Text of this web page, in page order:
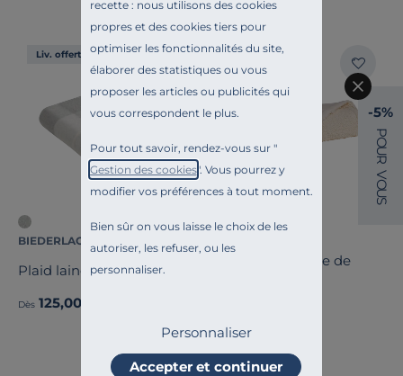
recette : nous utilisons des cookies
propres et des cookies tiers pour
optimiser les fonctionnalités du site,
élaborer des statistiques ou vous
proposer les articles ou publicités qui
vous correspondent le plus.
Pour tout savoir, rendez-vous sur "
Gestion des cookies". Vous pourrez y
modifier vos préférences à tout moment.
Bien sûr on vous laisse le choix de les
autoriser, les refuser, ou les
personnaliser.
Personnaliser
Accepter et continuer
Liv. offerte
BIEDERLACK
Plaid laine Bertie
Dès 125,00 €
Liv. offerte
Plaid sherpa gaze de
Français
-5%
P
O
U
R
V
O
U
S